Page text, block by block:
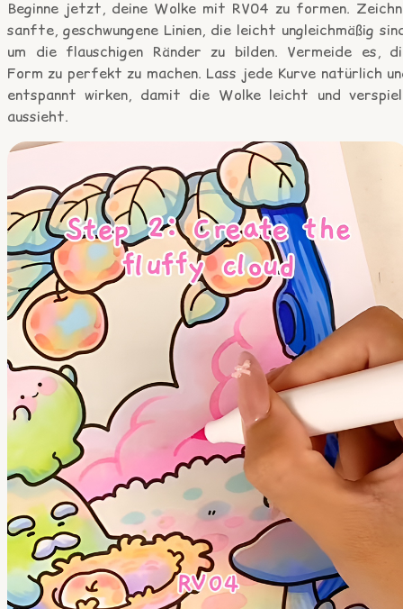
Beginne jetzt, deine Wolke mit RV04 zu formen.
sanfte, geschwungene Linien, die leicht ungleichmäßig
um die flauschigen Ränder zu bilden. Vermeide es,
Form zu perfekt zu machen. Lass jede Kurve natürlich
entspannt wirken, damit die Wolke leicht und
aussieht.